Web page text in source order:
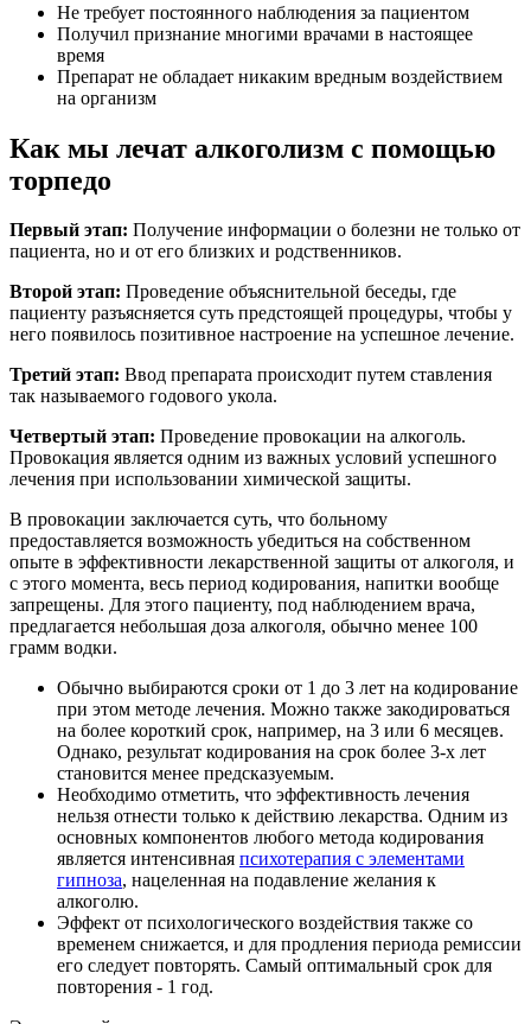
Не требует постоянного наблюдения за пациентом
Получил признание многими врачами в настоящее
время
Препарат не обладает никаким вредным воздействием
на организм
Как мы лечат алкоголизм с помощью
торпедо
Первый этап: Получение информации о болезни не только от
пациента, но и от его близких и родственников.
Второй этап: Проведение объяснительной беседы, где
пациенту разъясняется суть предстоящей процедуры, чтобы у
него появилось позитивное настроение на успешное лечение.
Третий этап: Ввод препарата происходит путем ставления
так называемого годового укола.
Четвертый этап: Проведение провокации на алкоголь.
Провокация является одним из важных условий успешного
лечения при использовании химической защиты.
В провокации заключается суть, что больному
предоставляется возможность убедиться на собственном
опыте в эффективности лекарственной защиты от алкоголя, и
с этого момента, весь период кодирования, напитки вообще
запрещены. Для этого пациенту, под наблюдением врача,
предлагается небольшая доза алкоголя, обычно менее 100
грамм водки.
Обычно выбираются сроки от 1 до 3 лет на кодирование
при этом методе лечения. Можно также закодироваться
на более короткий срок, например, на 3 или 6 месяцев.
Однако, результат кодирования на срок более 3-х лет
становится менее предсказуемым.
Необходимо отметить, что эффективность лечения
нельзя отнести только к действию лекарства. Одним из
основных компонентов любого метода кодирования
является интенсивная психотерапия с элементами
гипноза, нацеленная на подавление желания к
алкоголю.
Эффект от психологического воздействия также со
временем снижается, и для продления периода ремиссии
его следует повторять. Самый оптимальный срок для
повторения - 1 год.